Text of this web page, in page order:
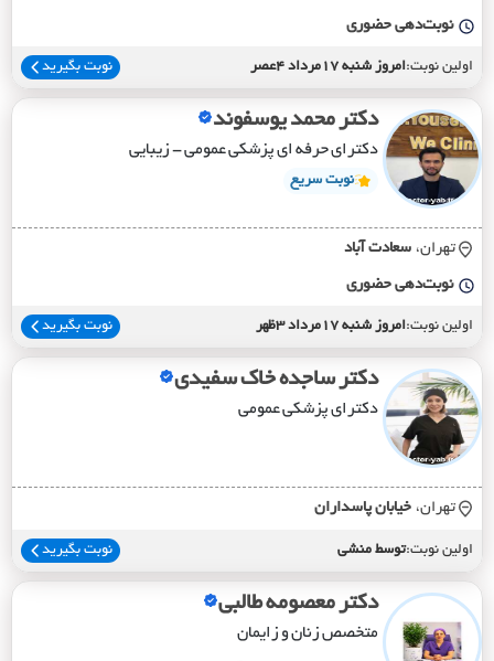
نوبت‌دهی حضوری
اولین نوبت:امروز شنبه 17مرداد 4عصر نوبت بگیرید
دکتر محمد یوسفوند
دکترای حرفه ای پزشکی عمومی - زیبایی
نوبت سریع
تهران، سعادت آباد
نوبت‌دهی حضوری
اولین نوبت:امروز شنبه 17مرداد 3ظهر نوبت بگیرید
دکتر ساجده خاک سفیدی
دکترای پزشکی عمومی
تهران، خيابان پاسداران
اولین نوبت:توسط منشی نوبت بگیرید
دکتر معصومه طالبی
متخصص زنان و زایمان